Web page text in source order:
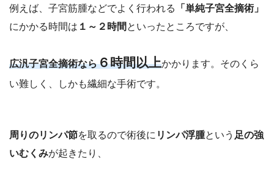
例えば、子宮筋腫などでよく行われる
「単純子宮全摘術」
にかかる時間は １～２時間 といったところですが、
広汎子宮全摘術なら６時間以上かかります。そのくら
い難しく、しかも繊細な手術です。
周りのリンパ節を取るので術後に リンパ浮腫という 足の強
いむくみが起きたり、